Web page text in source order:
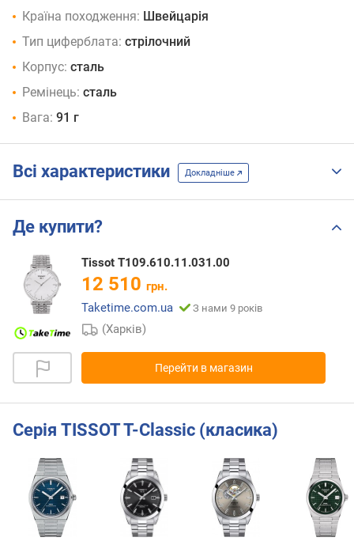
Країна походження: Швейцарія
Тип циферблата: стрілочний
Корпус: сталь
Ремінець: сталь
Вага: 91 г
Всі характеристики Докладніше
Де купити?
Tissot T109.610.11.031.00
12 510 грн.
Taketime.com.ua
З нами 9 років
(Харків)
Перейти в магазин
Серія TISSOT T-Classic (класика)